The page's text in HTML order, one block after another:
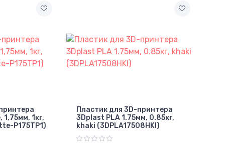
1,75мм, 1кг,
P175TP1)
Пластик для 3D-принтера
3Dplast PLA 1.75мм, 0.85кг,
khaki (3DPLA17508HKI)